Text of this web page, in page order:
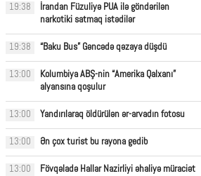
19:38
İrandan Füzuliyə PUA ilə göndərilən
narkotiki satmaq istədilər
19:38 “Baku Bus” Gəncədə qəzaya düşdü
13:00
Kolumbiya ABŞ-nin “Amerika Qalxanı”
alyansına qoşulur
13:00 Yandırılaraq öldürülən ər-arvadın fotosu
13:00 Ən çox turist bu rayona gedib
13:00
Fövqəladə Hallar Nazirliyi əhaliyə müraciət